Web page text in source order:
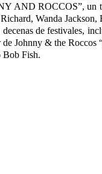
AND ROCCOS”, un
Wanda
de festivales,
Johnny & the Roccos
Bob Fish.